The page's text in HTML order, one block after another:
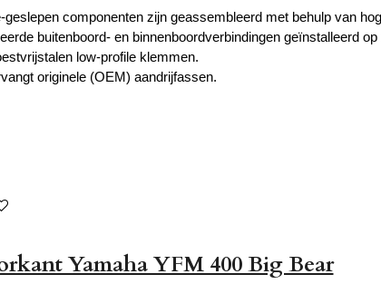
geslepen componenten zijn geassembleerd met behulp van
buitenboord- en binnenboordverbindingen geïnstalleerd
low-profile klemmen.
originele (OEM) aandrijfassen.
Yamaha YFM 400 Big Bear